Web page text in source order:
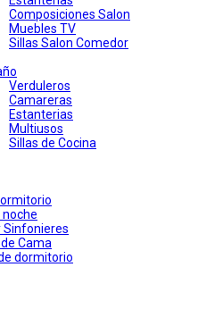
Composiciones Salon
Muebles TV
Sillas Salon Comedor
Verduleros
Camareras
Estanterias
Multiusos
Sillas de Cocina
noche
Sinfonieres
Cama
dormitorio